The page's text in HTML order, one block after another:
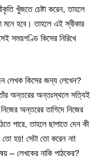
খুঁজতে চেষ্টা করেন, তাহলে
মনে হবে। তাহলে এই স্বীকার
সময়গণ্ডি কিসের নিরিখে
লেখক কিসের জন্য লেখেন?
অন্তরের অন্তঃস্থলে সত্যিই
অন্তরের তাগিদে নিজের
পারে, তাহলে ছাপাতে দেন কী
তো হয়! সেটা তো করেন না!
– লেখকের নাকি পাঠকের?